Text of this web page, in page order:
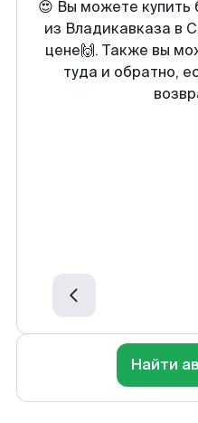
😍 Вы можете купить
из Владикавказа в
цене🙌. Также вы
туда и обратно,
Найти